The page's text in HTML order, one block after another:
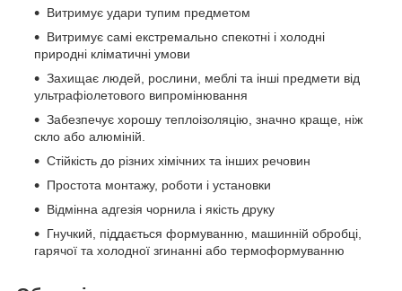
Витримує удари тупим предметом
Витримує самі екстремально спекотні і холодні
природні кліматичні умови
Захищає людей, рослини, меблі та інші предмети від
ультрафіолетового випромінювання
Забезпечує хорошу теплоізоляцію, значно краще, ніж
скло або алюміній.
Стійкість до різних хімічних та інших речовин
Простота монтажу, роботи і установки
Відмінна адгезія чорнила і якість друку
Гнучкий, піддається формуванню, машинній обробці,
гарячої та холодної згинанні або термоформуванню